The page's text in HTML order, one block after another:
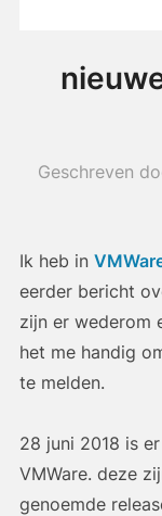
Geschreven
Ik heb in
eerder bericht
zijn er wederom
het me handig
te melden.
28 juni 2018 is
VMWare. deze
genoemde